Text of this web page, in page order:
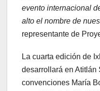
evento internacional
alto el nombre de
representante de
La cuarta edición de
desarrollará en Atitlán
convenciones María